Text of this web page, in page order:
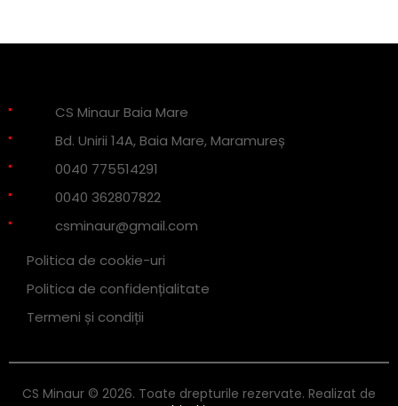
CS Minaur Baia Mare
Bd. Unirii 14A, Baia Mare, Maramureș
0040 775514291
0040 362807822
csminaur@gmail.com
Politica de cookie-uri
Politica de confidențialitate
Termeni și condiții
CS Minaur © 2026. Toate drepturile rezervate. Realizat de